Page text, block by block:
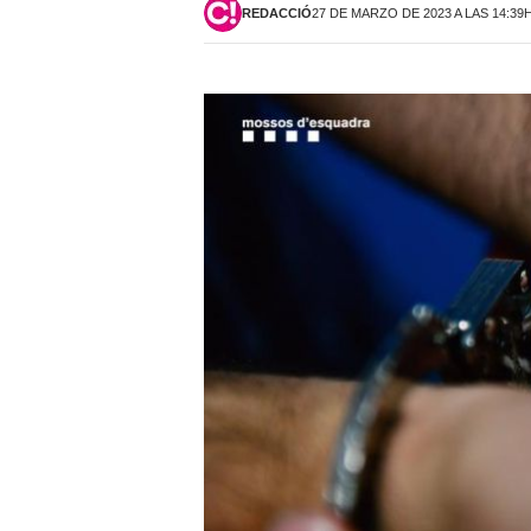
REDACCIÓ27 DE MARZO DE 2023 A LAS